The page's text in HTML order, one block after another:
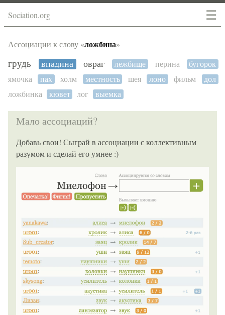
☰
Sociation.org
Ассоциации к слову «ложбина»
грудь впадина овраг лежбище перина
бугорок
ямочка
пах холм местность шея лоно фильм
дол
ложбинка
кювет лог выемка
Мало ассоциаций?
Добавь свои! Сыграй в ассоциации с коллективным
разумом и сделай его умнее :)